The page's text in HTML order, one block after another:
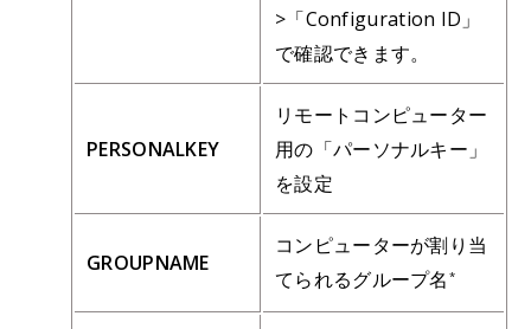
>「Configuration ID」
で確認できます。
PERSONALKEY
リモートコンピューター
用の「パーソナルキー」
を設定
GROUPNAME
コンピューターが割り当
てられるグループ名 *